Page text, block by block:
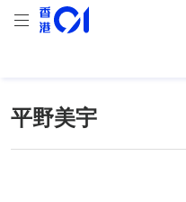
平野美宇